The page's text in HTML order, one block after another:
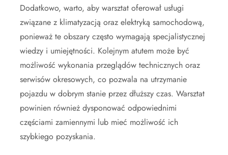
Dodatkowo, warto, aby warsztat oferował usługi
związane z klimatyzacją oraz elektryką samochodową,
ponieważ te obszary często wymagają specjalistycznej
wiedzy i umiejętności. Kolejnym atutem może być
możliwość wykonania przeglądów technicznych oraz
serwisów okresowych, co pozwala na utrzymanie
pojazdu w dobrym stanie przez dłuższy czas. Warsztat
powinien również dysponować odpowiednimi
częściami zamiennymi lub mieć możliwość ich
szybkiego pozyskania.